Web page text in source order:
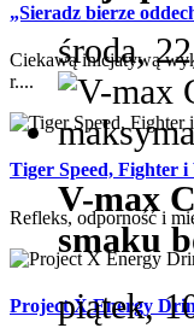
„Sieradz bierze
Ciekawą inicjatywą
r....
Tiger Speed, Fighter
Refleks, odporność i
Project X Energy
środa,
V-max
smaku
piątek,